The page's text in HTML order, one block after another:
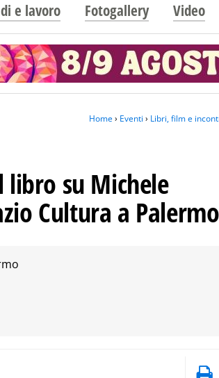
e lavoro Fotogallery Video
Home› Eventi › Libri, film e
libro su Michele
Cultura a Palermo